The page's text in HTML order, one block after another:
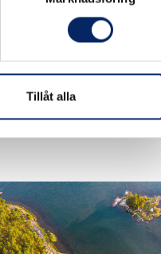
Tillåt alla
kl 0:00 - 23:00 | +3 datum
2, 21660 Nauvo